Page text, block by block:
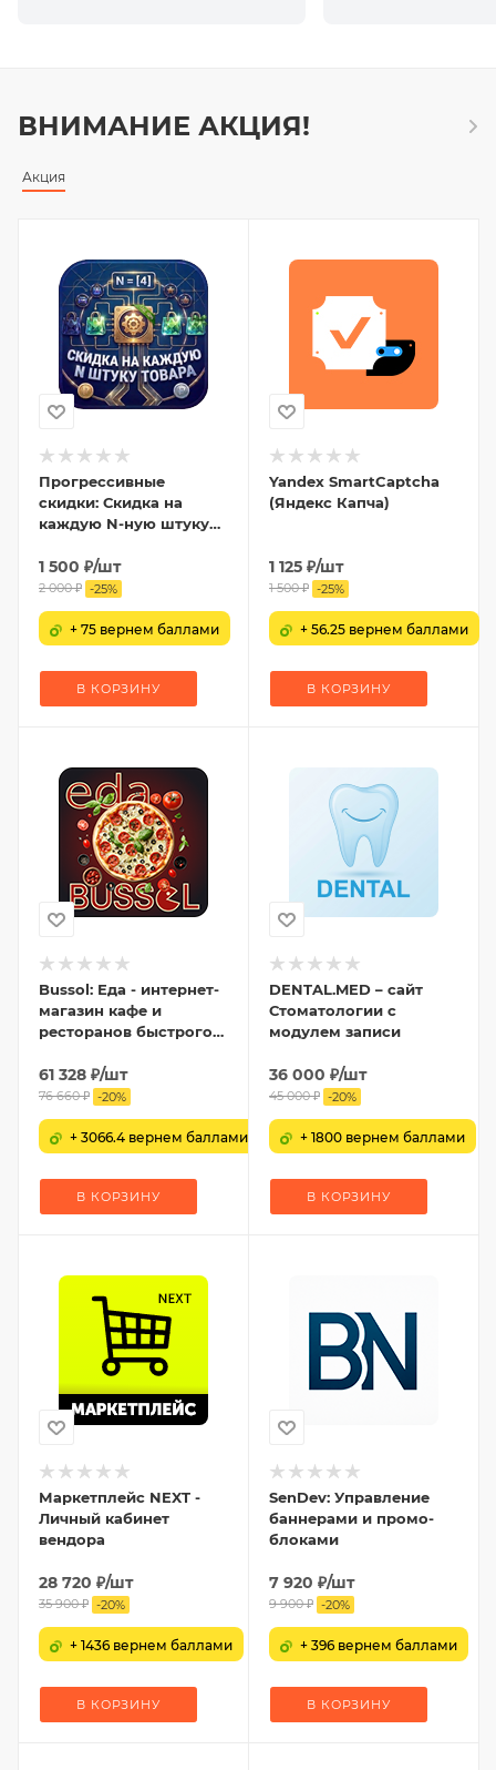
ВНИМАНИЕ АКЦИЯ!
Акция
Прогрессивные
скидки: Скидка на
каждую N-ную штуку
1 500 ₽/шт
2 000₽ -25%
+ 75 вернем баллами
В КОРЗИНУ
Yandex SmartCaptcha
(Яндекс Капча)
1 125 ₽/шт
1 500₽ -25%
+ 56.25 вернем баллами
В КОРЗИНУ
Bussol: Еда - интернет-
магазин кафе и
ресторанов быстрого
61 328 ₽/шт
76 660₽ -20%
+ 3066.4 вернем баллами
В КОРЗИНУ
DENTAL.MED – сайт
Стоматологии с
модулем записи
36 000 ₽/шт
45 000₽ -20%
+ 1800 вернем баллами
В КОРЗИНУ
Маркетплейс NEXT -
Личный кабинет
вендора
28 720 ₽/шт
35 900₽ -20%
+ 1436 вернем баллами
В КОРЗИНУ
SenDev: Управление
баннерами и промо-
блоками
7 920 ₽/шт
9 900₽ -20%
+ 396 вернем баллами
В КОРЗИНУ